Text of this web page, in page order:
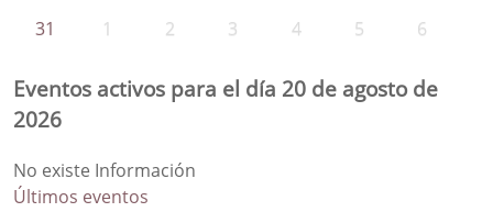
31
1 2 3 4 5 6
Eventos activos para el día 20 de agosto de
2026
No existe Información
Últimos eventos